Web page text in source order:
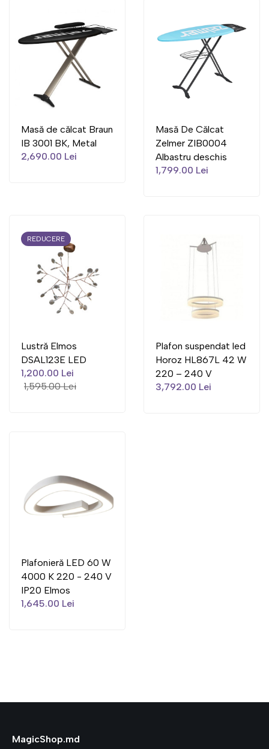
Masă de călcat Braun
IB 3001 BK, Metal
2,690.00 Lei
Masă De Călcat
Zelmer ZIB0004
Albastru deschis
1,799.00 Lei
REDUCERE
Lustră Elmos
DSAL123E LED
1,200.00 Lei
1,595.00 Lei
Plafon suspendat led
Horoz HL867L 42 W
220 – 240 V
3,792.00 Lei
Plafonieră LED 60 W
4000 K 220 - 240 V
IP20 Elmos
1,645.00 Lei
MagicShop.md